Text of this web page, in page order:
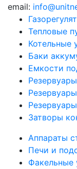
email:
Тепловые
Котельные
Баки
Емкости
Затворы
Аппараты
Печи и
Факельные